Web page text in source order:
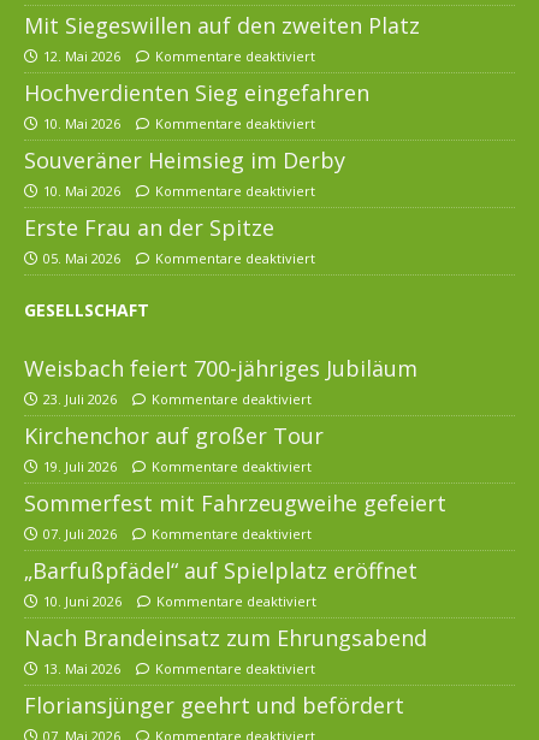
Mit Siegeswillen auf den zweiten Platz
12. Mai 2026 Kommentare deaktiviert
Hochverdienten Sieg eingefahren
10. Mai 2026 Kommentare deaktiviert
Souveräner Heimsieg im Derby
10. Mai 2026 Kommentare deaktiviert
Erste Frau an der Spitze
05. Mai 2026 Kommentare deaktiviert
GESELLSCHAFT
Weisbach feiert 700-jähriges Jubiläum
23. Juli 2026 Kommentare deaktiviert
Kirchenchor auf großer Tour
19. Juli 2026 Kommentare deaktiviert
Sommerfest mit Fahrzeugweihe gefeiert
07. Juli 2026 Kommentare deaktiviert
„Barfußpfädel“ auf Spielplatz eröffnet
10. Juni 2026 Kommentare deaktiviert
Nach Brandeinsatz zum Ehrungsabend
13. Mai 2026 Kommentare deaktiviert
Floriansjünger geehrt und befördert
07. Mai 2026 Kommentare deaktiviert